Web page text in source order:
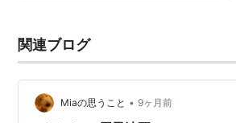
関連ブログ
Miaの思うこと • 9ヶ月前